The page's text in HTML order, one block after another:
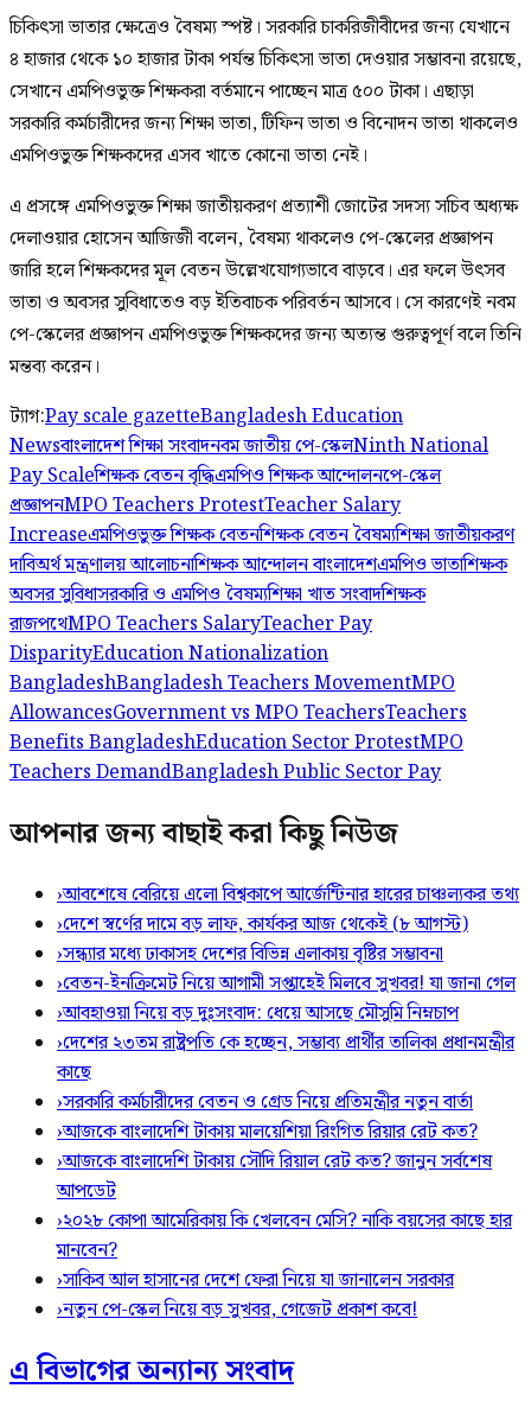
চিকিৎসা ভাতার ক্ষেত্রেও বৈষম্য স্পষ্ট। সরকারি চাকরিজীবীদের জন্য যেখানে
৪ হাজার থেকে ১০ হাজার টাকা পর্যন্ত চিকিৎসা ভাতা দেওয়ার সম্ভাবনা রয়েছে,
সেখানে এমপিওভুক্ত শিক্ষকরা বর্তমানে পাচ্ছেন মাত্র ৫০০ টাকা। এছাড়া
সরকারি কর্মচারীদের জন্য শিক্ষা ভাতা, টিফিন ভাতা ও বিনোদন ভাতা থাকলেও
এমপিওভুক্ত শিক্ষকদের এসব খাতে কোনো ভাতা নেই।
এ প্রসঙ্গে এমপিওভুক্ত শিক্ষা জাতীয়করণ প্রত্যাশী জোটের সদস্য সচিব অধ্যক্ষ
দেলাওয়ার হোসেন আজিজী বলেন, বৈষম্য থাকলেও পে-স্কেলের প্রজ্ঞাপন
জারি হলে শিক্ষকদের মূল বেতন উল্লেখযোগ্যভাবে বাড়বে। এর ফলে উৎসব
ভাতা ও অবসর সুবিধাতেও বড় ইতিবাচক পরিবর্তন আসবে। সে কারণেই নবম
পে-স্কেলের প্রজ্ঞাপন এমপিওভুক্ত শিক্ষকদের জন্য অত্যন্ত গুরুত্বপূর্ণ বলে তিনি
মন্তব্য করেন।
ট্যাগ:Pay scale gazetteBangladesh Education
Newsবাংলাদেশ শিক্ষা সংবাদনবম জাতীয় পে-স্কেলNinth National
Pay Scaleশিক্ষক বেতন বৃদ্ধিএমপিও শিক্ষক আন্দোলনপে-স্কেল
প্রজ্ঞাপনMPO Teachers ProtestTeacher Salary
Increaseএমপিওভুক্ত শিক্ষক বেতনশিক্ষক বেতন বৈষম্যশিক্ষা জাতীয়করণ
দাবিঅর্থ মন্ত্রণালয় আলোচনাশিক্ষক আন্দোলন বাংলাদেশএমপিও ভাতাশিক্ষক
অবসর সুবিধাসরকারি ও এমপিও বৈষম্যশিক্ষা খাত সংবাদশিক্ষক
রাজপথেMPO Teachers SalaryTeacher Pay
DisparityEducation Nationalization
BangladeshBangladesh Teachers MovementMPO
AllowancesGovernment vs MPO TeachersTeachers
Benefits BangladeshEducation Sector ProtestMPO
Teachers DemandBangladesh Public Sector Pay
আপনার জন্য বাছাই করা কিছু নিউজ
›আবশেষে বেরিয়ে এলো বিশ্বকাপে আর্জেন্টিনার হারের চাঞ্চল্যকর তথ্য
›দেশে স্বর্ণের দামে বড় লাফ, কার্যকর আজ থেকেই (৮ আগস্ট)
›সন্ধ্যার মধ্যে ঢাকাসহ দেশের বিভিন্ন এলাকায় বৃষ্টির সম্ভাবনা
›বেতন-ইনক্রিমেট নিয়ে আগামী সপ্তাহেই মিলবে সুখবর! যা জানা গেল
›আবহাওয়া নিয়ে বড় দুঃসংবাদ: ধেয়ে আসছে মৌসুমি নিম্নচাপ
›দেশের ২৩তম রাষ্ট্রপতি কে হচ্ছেন, সম্ভাব্য প্রার্থীর তালিকা প্রধানমন্ত্রীর
কাছে
›সরকারি কর্মচারীদের বেতন ও গ্রেড নিয়ে প্রতিমন্ত্রীর নতুন বার্তা
›আজকে বাংলাদেশি টাকায় মালয়েশিয়া রিংগিত রিয়ার রেট কত?
›আজকে বাংলাদেশি টাকায় সৌদি রিয়াল রেট কত? জানুন সর্বশেষ
আপডেট
›২০২৮ কোপা আমেরিকায় কি খেলবেন মেসি? নাকি বয়সের কাছে হার
মানবেন?
›সাকিব আল হাসানের দেশে ফেরা নিয়ে যা জানালেন সরকার
›নতুন পে-স্কেল নিয়ে বড় সুখবর, গেজেট প্রকাশ কবে!
এ বিভাগের অন্যান্য সংবাদ